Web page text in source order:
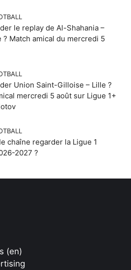
le replay de Al-Shahania –
? Match amical du mercredi 5
Union Saint-Gilloise – Lille ?
mercredi 5 août sur Ligue 1+
chaîne regarder la Ligue 1
2027 ?
(en)